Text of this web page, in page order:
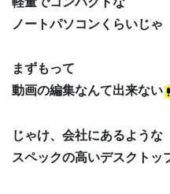
ノートパソコンくらいじゃ
まずもって
動画の編集なんて出来ない
じゃけ、会社にあるような
スペックの高いデスクトッ